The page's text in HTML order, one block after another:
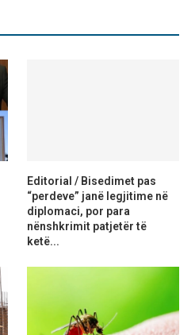
Editorial / Bisedimet pas
“perdeve” janë legjitime në
diplomaci, por para
nënshkrimit patjetër të
ketë...